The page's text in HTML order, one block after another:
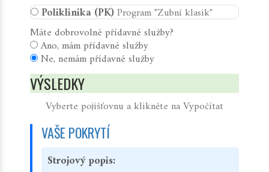
Poliklinika (PK)Program "Zubní klasik"
Máte dobrovolné přídavné služby?
Ano, mám přídavné služby
Ne, nemám přídavné služby
VÝSLEDKY
Vyberte pojišťovnu a klikněte na Vypočítat
VAŠE POKRYTÍ
Strojový popis: